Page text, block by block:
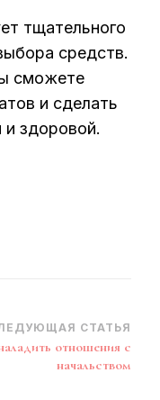
тщательного
средств.
сможете
и сделать
и здоровой.
СТАТЬЯ
отношения с
начальством